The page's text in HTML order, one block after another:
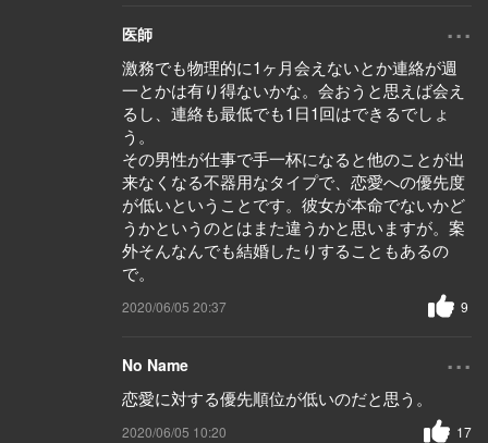
医師 ...
激務でも物理的に1ヶ月会えないとか連絡が週
一とかは有り得ないかな。会おうと思えば会え
るし、連絡も最低でも1日1回はできるでしょ
う。
その男性が仕事で手一杯になると他のことが出
来なくなる不器用なタイプで、恋愛への優先度
が低いということです。彼女が本命でないかど
うかというのとはまた違うかと思いますが。案
外そんなんでも結婚したりすることもあるの
で。
2020/06/05 20:37 9
No Name ...
恋愛に対する優先順位が低いのだと思う。
2020/06/05 10:20 17